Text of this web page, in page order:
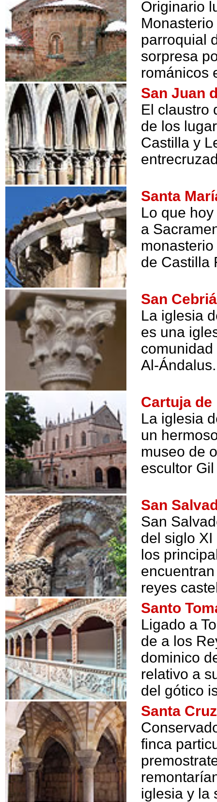
Originario
parroquial
sorpresa
románicos
San Juan
El claustro
de los
Castilla y
Santa
Lo que
a
de Castilla
San
La iglesia
es una
Al-Ándalus.
Cartuja
La iglesia
un
museo de
escultor
San
San
del siglo
los
reyes
Santo
Ligado a
de a los
dominico
relativo a
del gótico
Santa
finca
iglesia y la